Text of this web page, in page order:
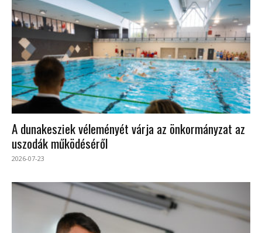
A dunakesziek véleményét várja az önkormányzat az
uszodák működéséről
2026-07-23